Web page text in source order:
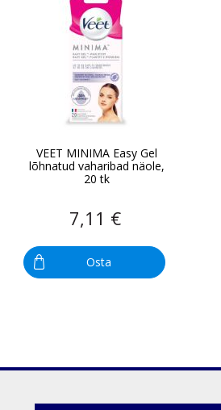
VEET MINIMA Easy Gel
lõhnatud vaharibad näole,
20 tk
7,11 €
Osta